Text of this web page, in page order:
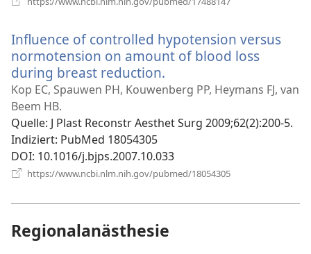
Influence of controlled hypotension versus
normotension on amount of blood loss
during breast reduction.
neues
Kop EC, Spauwen PH, Kouwenberg PP, Heymans FJ, van
Beem HB.
Quelle‎: J Plast Reconstr Aesthet Surg 2009;62(2):200-5.
Indiziert‎: PubMed 18054305
DOI‎: 10.1016/j.bjps.2007.10.033
https://www.ncbi.nlm.nih.gov/pubmed/18054305
Regionalanästhesie